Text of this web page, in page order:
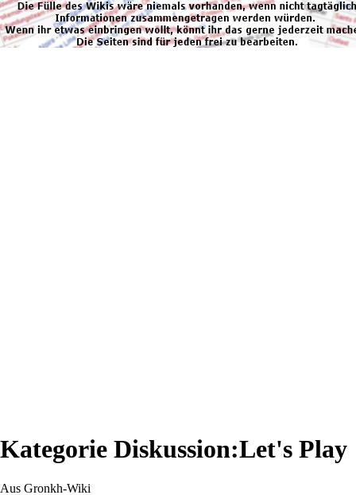
Kategorie Diskussion:Let's Play
Aus Gronkh-Wiki